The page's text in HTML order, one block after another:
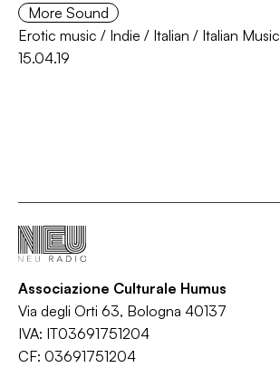
More Sound
Erotic music / Indie / Italian / Italian Music
15.04.19
Associazione Culturale Humus
Via degli Orti 63, Bologna 40137
IVA: IT03691751204
CF: 03691751204